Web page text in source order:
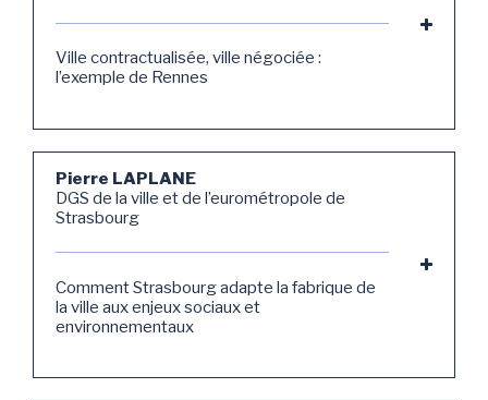
Ville contractualisée, ville négociée :
l’exemple de Rennes
Pierre LAPLANE
DGS de la ville et de l’eurométropole de
Strasbourg
Comment Strasbourg adapte la fabrique de
la ville aux enjeux sociaux et
environnementaux